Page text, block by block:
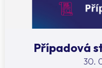
Případová
30.